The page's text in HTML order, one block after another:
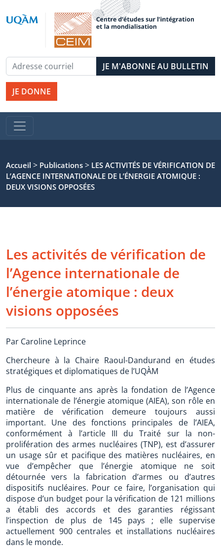
JE DONNE
Accueil > Publications > LES ACTIVITÉS DE VÉRIFICATION DE
L’AGENCE INTERNATIONALE DE L’ÉNERGIE ATOMIQUE :
DEUX VISIONS OPPOSÉES
Les activités de vérification de
l’Agence internationale de
l’énergie atomique : deux
visions opposées
Par Caroline Leprince
Chercheure à la Chaire Raoul-Dandurand en études
stratégiques et diplomatiques de l’UQÀM
Plus de cinquante ans après la fondation de l’Agence
internationale de l’énergie atomique (AIEA), son rôle en
matière de vérification demeure toujours aussi
important. Une des fonctions principales de l’AIEA,
conformément à l’article III du Traité sur la non-
prolifération des armes nucléaires (TNP), est d’assurer
un usage sûr et pacifique des matières nucléaires, en
vue d’empêcher que l’énergie atomique ne soit
détournée vers la fabrication d’armes ou d’autres
dispositifs nucléaires. Pour ce faire, l’organisation qui
dispose d’un budget pour la vérification de 121 millions
a établi des accords et des garanties régissant
l’inspection de plus de 145 pays ; elle supervise
actuellement 900 centrales et installations nucléaires
dans le monde.